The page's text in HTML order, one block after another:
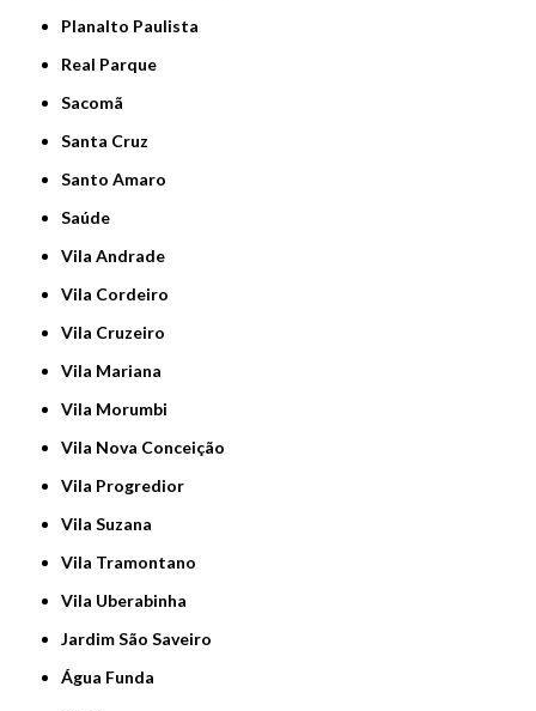
Planalto Paulista
Real Parque
Sacomã
Santa Cruz
Santo Amaro
Saúde
Vila Andrade
Vila Cordeiro
Vila Cruzeiro
Vila Mariana
Vila Morumbi
Vila Nova Conceição
Vila Progredior
Vila Suzana
Vila Tramontano
Vila Uberabinha
jardim São Saveiro
Água Funda